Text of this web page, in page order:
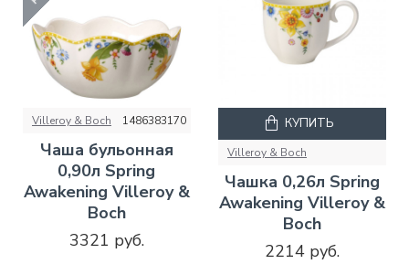
Villeroy & Boch 1486383170
Чаша бульонная
0,90л Spring
Awakening Villeroy &
Boch
3321 руб.
Villeroy & Boch
Чашка 0,26л Spring
Awakening Villeroy &
Boch
2214 руб.
КУПИТЬ